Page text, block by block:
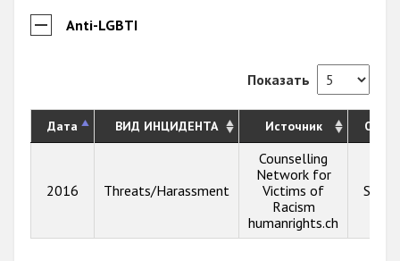
Anti-LGBTI
Показать
Дата ВИД ИНЦИДЕНТА Источник
2016 Threats/Harassment
Counselling
Network for
Victims of
Racism
humanrights.ch